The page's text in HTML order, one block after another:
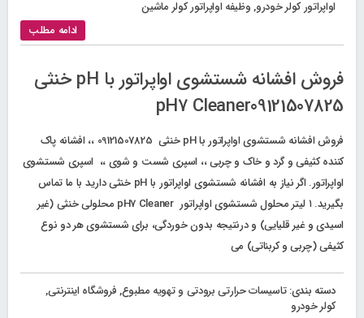
اواپراتور کولر خودرو,وظیفه اواپراتور کولر ماشین
ادامه مطلب
فروش افشانه شستشوی اواپراتور با pH خنثی
pH7 Cleaner09121507825
فروش افشانه شستشوی اواپراتور با pH خنثی 09121507825 ،، افشانه پاک
کننده کثیفی و گرد و خاک و چربی ،، اسپری شست و شوی ،، اسپری شستشوی
اواپراتور. اگر نیاز به افشانه شستشوی اواپراتور با pH خنثی دارید با ما تماس
بگیرید. ۱ لیتر محلول شستشوی اواپراتور pH7 Cleaner محلولی خنثی (غیر
اسیدی و غیر قلیایی) و درنتیجه بدون خوردگی، برای شستشوی هر دو نوع
کثیفی (چربی و کربناتی) می
دسته بندی:تاسیسات حرارتی برودتی و تهویه مطبوع,فروشگاه اینترنتی,
کولر خودرو